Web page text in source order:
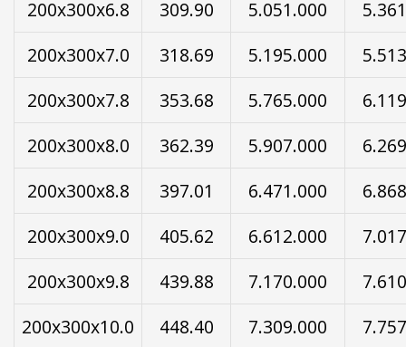
200x300x6.8
309.90 5.051.000
200x300x7.0
318.69 5.195.000
200x300x7.8
353.68 5.765.000
200x300x8.0
362.39 5.907.000
200x300x8.8
397.01 6.471.000
200x300x9.0
405.62 6.612.000
200x300x9.8
439.88 7.170.000
200x300x10.0
448.40 7.309.000